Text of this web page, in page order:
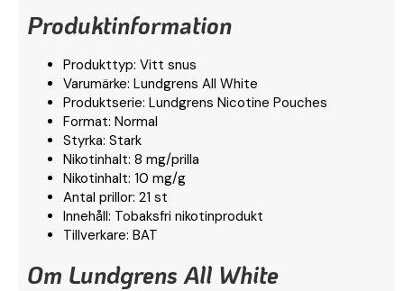
Produktinformation
Produkttyp: Vitt snus
Varumärke: Lundgrens All White
Produktserie: Lundgrens Nicotine Pouches
Format: Normal
Styrka: Stark
Nikotinhalt: 8 mg/prilla
Nikotinhalt: 10 mg/g
Antal prillor: 21 st
Innehåll: Tobaksfri nikotinprodukt
Tillverkare: BAT
Om Lundgrens All White